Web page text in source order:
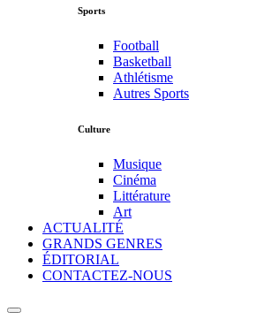
Sports
Football
Basketball
Athlétisme
Autres Sports
Culture
Musique
Cinéma
Littérature
Art
ACTUALITÉ
GRANDS GENRES
ÉDITORIAL
CONTACTEZ-NOUS